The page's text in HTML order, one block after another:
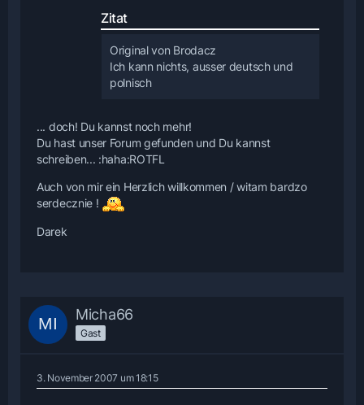
Zitat
Original von Brodacz
Ich kann nichts, ausser deutsch und
polnisch
... doch! Du kannst noch mehr!
Du hast unser Forum gefunden und Du kannst
schreiben... :haha:ROTFL
Auch von mir ein Herzlich willkommen / witam bardzo
serdecznie !
Darek
Micha66
Gast
3. November 2007 um 18:15